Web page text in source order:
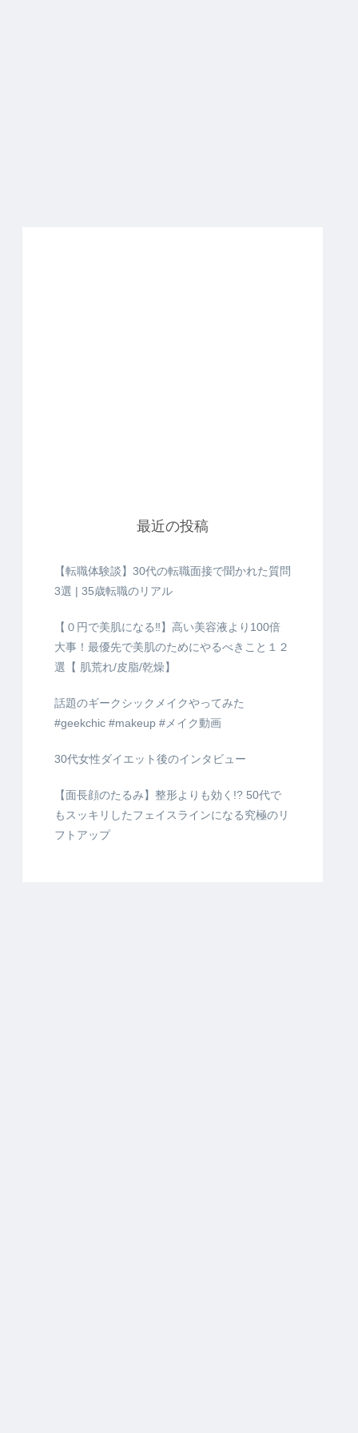
最近の投稿
【転職体験談】30代の転職面接で聞かれた質問
3選 | 35歳転職のリアル
【０円で美肌になる‼️】高い美容液より100倍
大事！最優先で美肌のためにやるべきこと１２
選【 肌荒れ/皮脂/乾燥】
話題のギークシックメイクやってみた
#geekchic #makeup #メイク動画
30代女性ダイエット後のインタビュー
【面長顔のたるみ】整形よりも効く!? 50代で
もスッキリしたフェイスラインになる究極のリ
フトアップ